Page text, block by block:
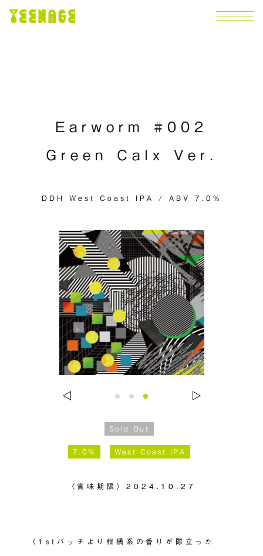
Earworm #002
Green Calx Ver.
DDH West Coast IPA / ABV 7.0%
Sold Out
7.0% West Coast IPA
〈賞味期限〉2024.10.27
〈1stバッチより柑橘系の香りが際立った